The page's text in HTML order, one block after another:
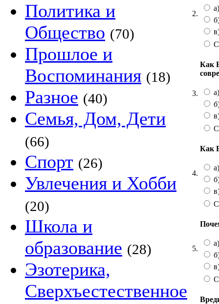
Политика и
Общество (70)
Прошлое и
Воспоминания (18)
Разное (40)
Семья, Дом, Дети
(66)
Спорт (26)
Увлечения и Хобби
(20)
Школа и
образование (28)
Эзотерика,
Сверхъестественное
2.
3.
Как
4.
Как
5.